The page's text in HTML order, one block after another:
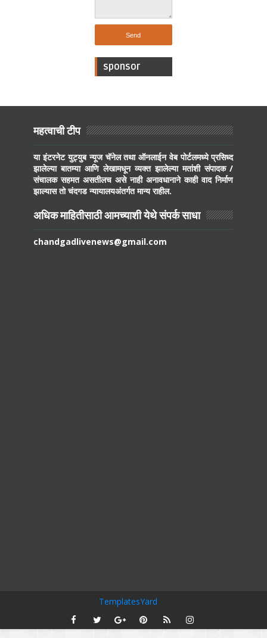
sponsor
महत्वाची टीप
या इंटरनेट युट्युब न्यूज चॅनेल तथा ऑनलाईन वेब पोर्टलमध्ये प्रसिध्द
झालेल्या बातम्या आणि लेखामधून व्यक्त झालेल्या मतांशी संपादक /
संचालक सहमत असतीलच असे नाही अनावधानाने काही वाद निर्माण
झाल्यास तो चंदगड न्यायालयअंतर्गत मान्य राहील.
अधिक माहितीसाठी आमच्याशी येथे संपर्क साधा
chandgadlivenews@gmail.com